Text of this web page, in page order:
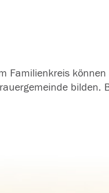
Familienkreis
bilden.